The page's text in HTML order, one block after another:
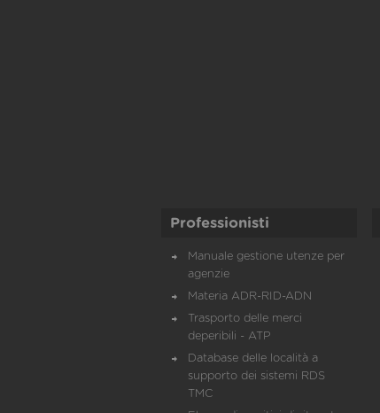
Professionisti
Manuale gestione utenze per
agenzie
Materia ADR-RID-ADN
Trasporto delle merci
deperibili - ATP
Database delle località a
supporto dei sistemi RDS
TMC